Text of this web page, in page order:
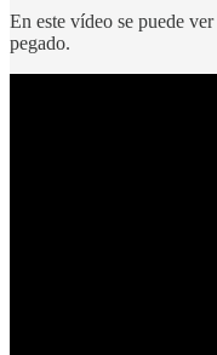
En este vídeo se puede
pegado.